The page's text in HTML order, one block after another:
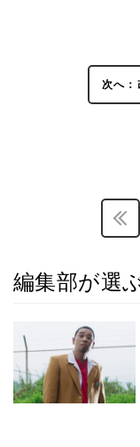
次へ
編集部が選